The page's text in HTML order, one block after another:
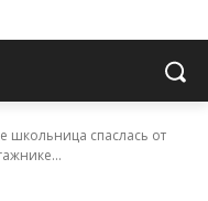
школьница спаслась от